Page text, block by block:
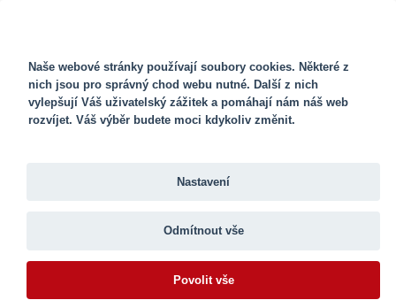
Newsletter
Obchodní podmínky
Naše webové stránky používají soubory cookies. Některé z
nich jsou pro správný chod webu nutné. Další z nich
vylepšují Váš uživatelský zážitek a pomáhají nám náš web
rozvíjet. Váš výběr budete moci kdykoliv změnit.
Nastavení
Odmítnout vše
Povolit vše